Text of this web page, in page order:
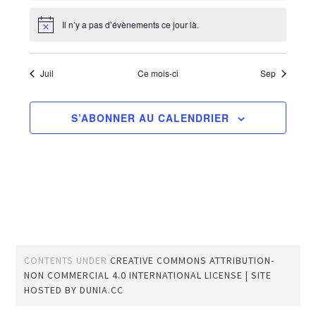
Notice Il n’y a pas d’évènements ce jour là.
Juil Ce mois-ci Sep
S’ABONNER AU CALENDRIER
CONTENTS UNDERCREATIVE COMMONS ATTRIBUTION-
NON COMMERCIAL 4.0 INTERNATIONAL LICENSE| SITE
HOSTED BYDUNIA.CC